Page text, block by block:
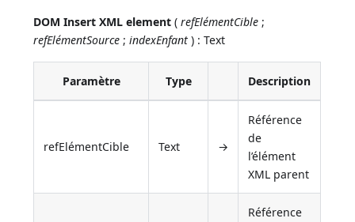
DOM Insert XML element (refElémentCible ;
refElémentSource ;indexEnfant ) : Text
Paramètre Type Description
refElémentCible Text →
Référence
de
l’élément
XML parent
Référence